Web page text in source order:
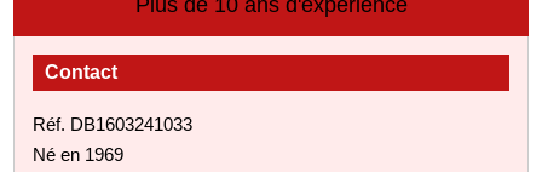
Contact
Réf. DB1603241033
Né en 1969